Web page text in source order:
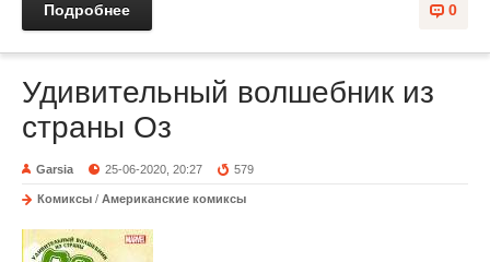
0
Подробнее
Удивительный волшебник из
страны Оз
Garsia 25-06-2020, 20:27 579
Комиксы / Американские комиксы